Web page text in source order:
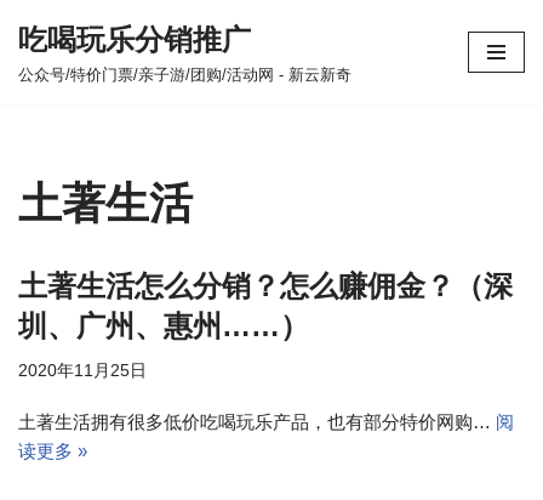
跳
吃喝玩乐分销推广
公众号/特价门票/亲子游/团购/活动网 - 新云新奇
土著生活
土著生活怎么分销？怎么赚佣金？（深
圳、广州、惠州……）
2020年11月25日
土著生活拥有很多低价吃喝玩乐产品，也有部分特价网购… 阅
读更多 »